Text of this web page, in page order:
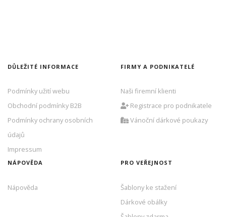
DŮLEŽITÉ INFORMACE
Podmínky užití webu
Obchodní podmínky B2B
Podmínky ochrany osobních
údajů
Impressum
FIRMY A PODNIKATELÉ
Naši firemní klienti
Registrace pro podnikatele
Vánoční dárkové poukazy
NÁPOVĚDA
Nápověda
PRO VEŘEJNOST
Šablony ke stažení
Dárkové obálky